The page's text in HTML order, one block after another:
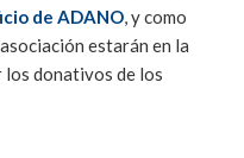
de ADANO, y como
estarán en la
donativos de los